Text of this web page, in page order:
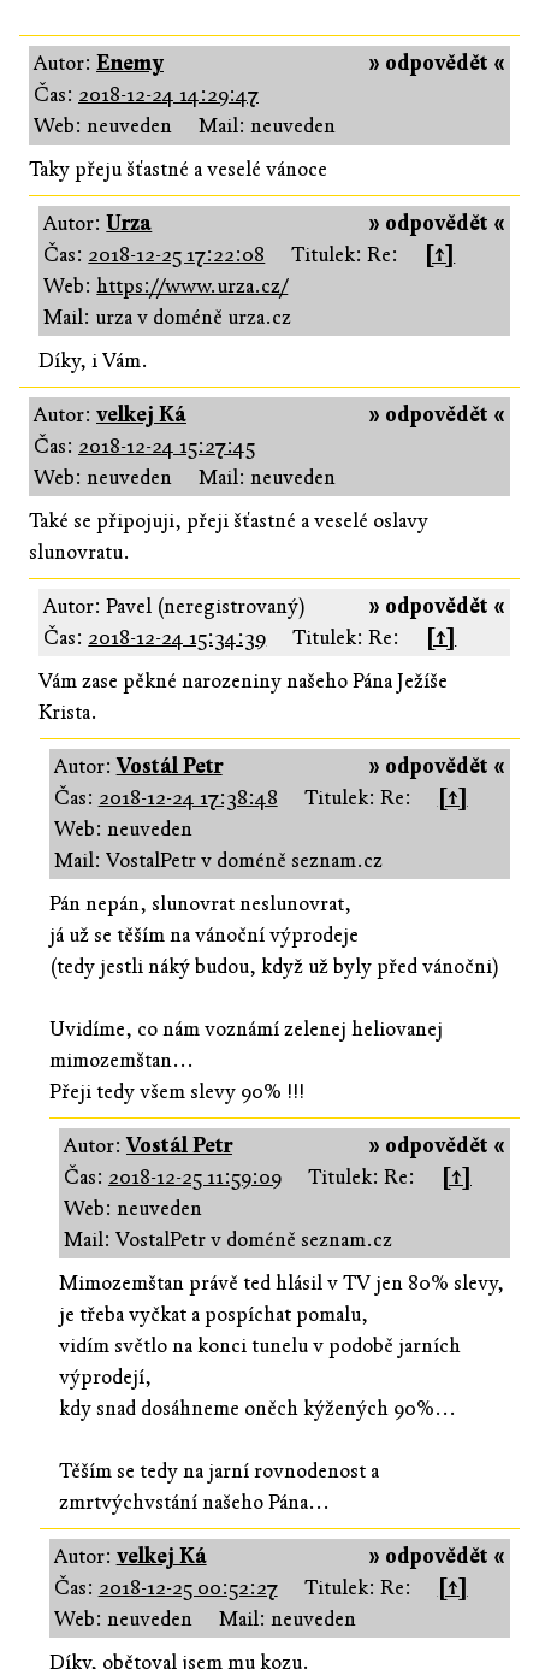
» odpovědět «
Autor: Enemy
Čas: 2018-12-24 14:29:47
Web: neuveden
Mail: neuveden
Taky přeju šťastné a veselé vánoce
» odpovědět «
Autor:Urza
Čas: 2018-12-25 17:22:08 Titulek: Re:
[↑]
Web:https://www.urza.cz/
Mail: urza v doméně urza.cz
Díky, i Vám.
» odpovědět «
Autor: velkej Ká
Čas: 2018-12-24 15:27:45
Web: neuveden
Mail: neuveden
Také se připojuji, přeji šťastné a veselé oslavy
slunovratu.
» odpovědět «
Autor: Pavel (neregistrovaný)
Čas: 2018-12-24 15:34:39 Titulek: Re:
[↑]
Vám zase pěkné narozeniny našeho Pána Ježíše
Krista.
» odpovědět «
Autor:Vostál Petr
Čas: 2018-12-24 17:38:48 Titulek: Re:
[↑]
Web: neuveden
Mail: VostalPetr v doméně seznam.cz
Pán nepán, slunovrat neslunovrat,
já už se těším na vánoční výprodeje
(tedy jestli náký budou, když už byly před vánočni)
Uvidíme, co nám voznámí zelenej heliovanej
mimozemštan...
Přeji tedy všem slevy 90% !!!
» odpovědět «
Autor:Vostál Petr
Čas: 2018-12-25 11:59:09 Titulek: Re:
[↑]
Web: neuveden
Mail: VostalPetr v doméně seznam.cz
Mimozemštan právě ted hlásil v TV jen 80% slevy,
je třeba vyčkat a pospíchat pomalu,
vidím světlo na konci tunelu v podobě jarních
výprodejí,
kdy snad dosáhneme oněch kýžených 90%...
Těším se tedy na jarní rovnodenost a
zmrtvýchvstání našeho Pána...
» odpovědět «
Autor: velkej Ká
Čas: 2018-12-25 00:52:27 Titulek: Re:
[↑]
Web: neuveden
Mail: neuveden
Díky, obětoval jsem mu kozu.